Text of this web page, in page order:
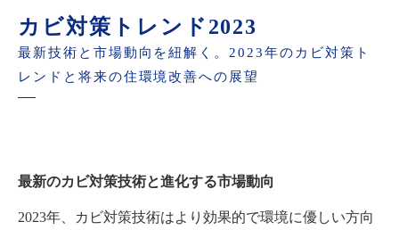
カビ対策トレンド2023
最新技術と市場動向を紐解く。2023年のカビ対策ト
レンドと将来の住環境改善への展望
最新のカビ対策技術と進化する市場動向
2023年、カビ対策技術はより効果的で環境に優しい方向